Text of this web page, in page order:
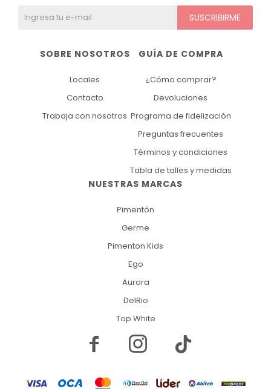
NUESTRAS MARCAS
Pimentón
Germe
Pimenton Kids
Ego
Aurora
DelRio
Top White
GUÍA DE COMPRA
¿Cómo comprar?
Devoluciones
Programa de fidelización
Preguntas frecuentes
Términos y condiciones
Tabla de talles y medidas
SOBRE NOSOTROS
Locales
Contacto
Trabaja con nosotros
SUSCRIBIRME
 